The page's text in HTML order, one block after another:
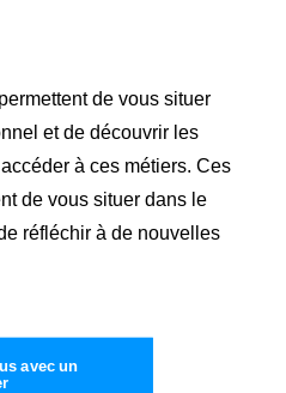
de vous situer
et de découvrir les
à ces métiers. Ces
de vous situer dans le
réfléchir à de nouvelles
avec un